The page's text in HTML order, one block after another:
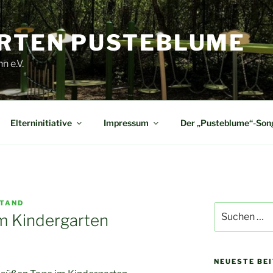
PUSTEBLUME
e.V.
Elterninitiative Impressum Der „Pusteblume“-
Kindergarten
nach:
NEUESTE